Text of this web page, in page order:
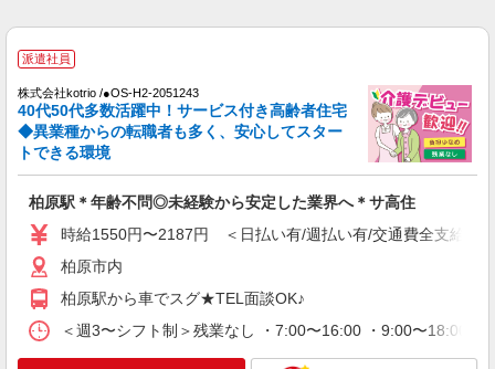
サポートなど
柏原市内
詳細を見る
派遣社員
株式会社kotrio /●OS-H2-2028491
≪柏原駅≫日勤のみ＆残業ナシ！お迎えに間に
時給1550円〜2187円 ＜日払い有/週払い有/交
柏原市内
派遣社員
株式会社kotrio /●OS-H2-2051243
40代50代多数活躍中！サービス付き高齢者住宅
◆異業種からの転職者も多く、安心してスター
トできる環境
柏原駅＊年齢不問◎未経験から安定した業界へ＊サ高住
時給1550円〜2187円 ＜日払い有/週払い有/交通費全支給(ガ
柏原市内
柏原駅から車でスグ★TEL面談OK♪
＜週3〜シフト制＞残業なし ・7:00〜16:00 ・9:00〜